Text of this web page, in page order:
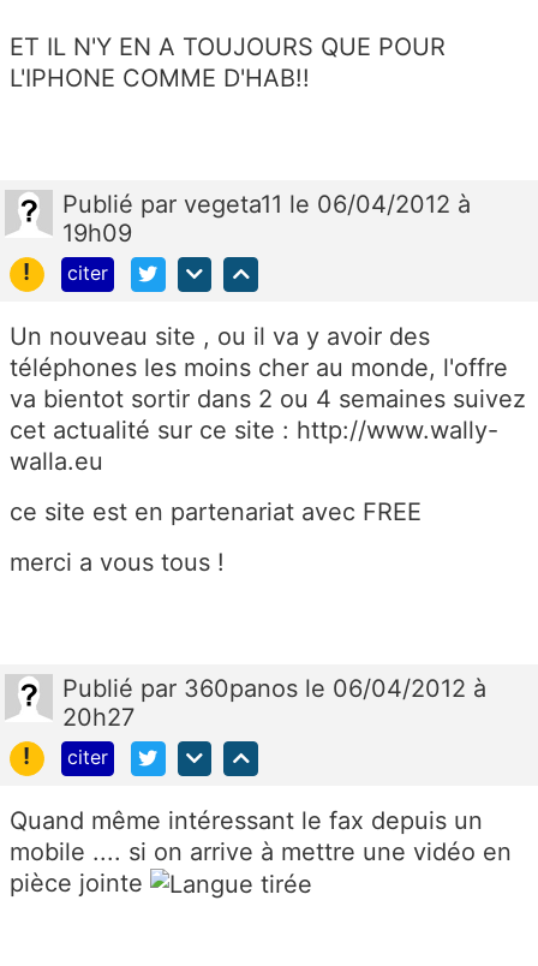
ET IL N'Y EN A TOUJOURS QUE POUR
L'IPHONE COMME D'HAB!!
Publié par vegeta11 le 06/04/2012 à
19h09
!
citer
Un nouveau site , ou il va y avoir des
téléphones les moins cher au monde, l'offre
va bientot sortir dans 2 ou 4 semaines suivez
cet actualité sur ce site : http://www.wally-
walla.eu
ce site est en partenariat avec FREE
merci a vous tous !
Publié par 360panos le 06/04/2012 à
20h27
!
citer
Quand même intéressant le fax depuis un
mobile .... si on arrive à mettre une vidéo en
pièce jointe